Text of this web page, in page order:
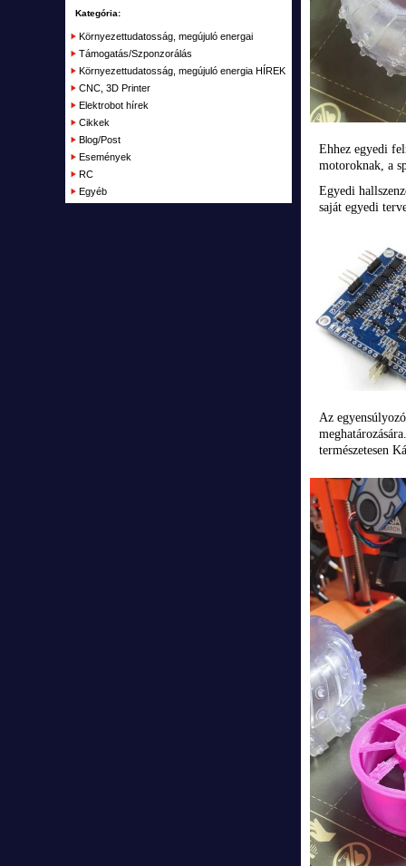
Plusz
Kifutott termékek
Garázs
Kategória:
Környezettudatosság, megújuló energai
Támogatás/Szponzorálás
Környezettudatosság, megújuló energia HÍREK
CNC, 3D Printer
Elektrobot hírek
Cikkek
Blog/Post
Események
RC
Egyéb
Ehhez egyedi
motoroknak, a
Egyedi
saját egyedi
Az
természetesen